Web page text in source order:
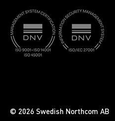
© 2026 Swedish Northcom AB